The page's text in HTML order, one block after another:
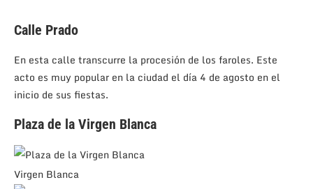
Calle Prado
En esta calle transcurre la procesión de los faroles. Este
acto es muy popular en la ciudad el día 4 de agosto en el
inicio de sus fiestas.
Plaza de la Virgen Blanca
Virgen Blanca